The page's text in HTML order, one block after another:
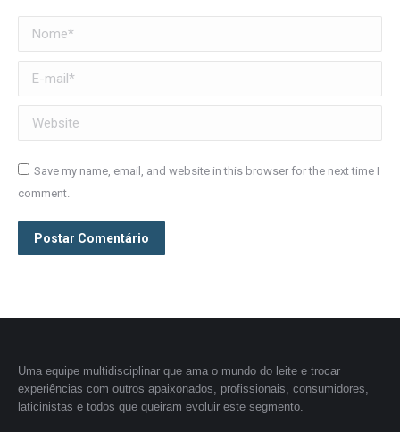
Nome *
E-mail *
Website
Save my name, email, and website in this browser for the next time I
comment.
Postar Comentário
Uma equipe multidisciplinar que ama o mundo do leite e trocar
experiências com outros apaixonados, profissionais, consumidores,
laticinistas e todos que queiram evoluir este segmento.